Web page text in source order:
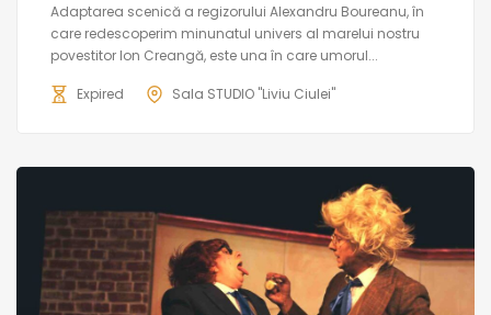
Adaptarea scenică a regizorului Alexandru Boureanu, în
care redescoperim minunatul univers al marelui nostru
povestitor Ion Creangă, este una în care umorul...
Expired Sala STUDIO "Liviu Ciulei"